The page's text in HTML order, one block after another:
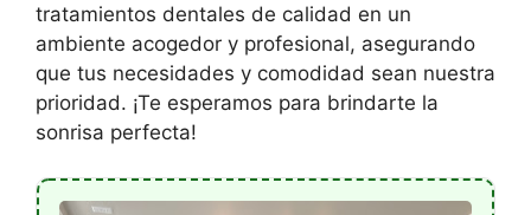
tratamientos dentales de calidad en un
ambiente acogedor y profesional, asegurando
que tus necesidades y comodidad sean nuestra
prioridad. ¡Te esperamos para brindarte la
sonrisa perfecta!